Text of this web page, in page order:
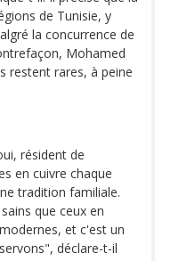
de Tunisie, y
la concurrence de
Mohamed
restent rares, à peine
résident de
en cuivre chaque
tradition familiale.
que ceux en
et c'est un
déclare-t-il